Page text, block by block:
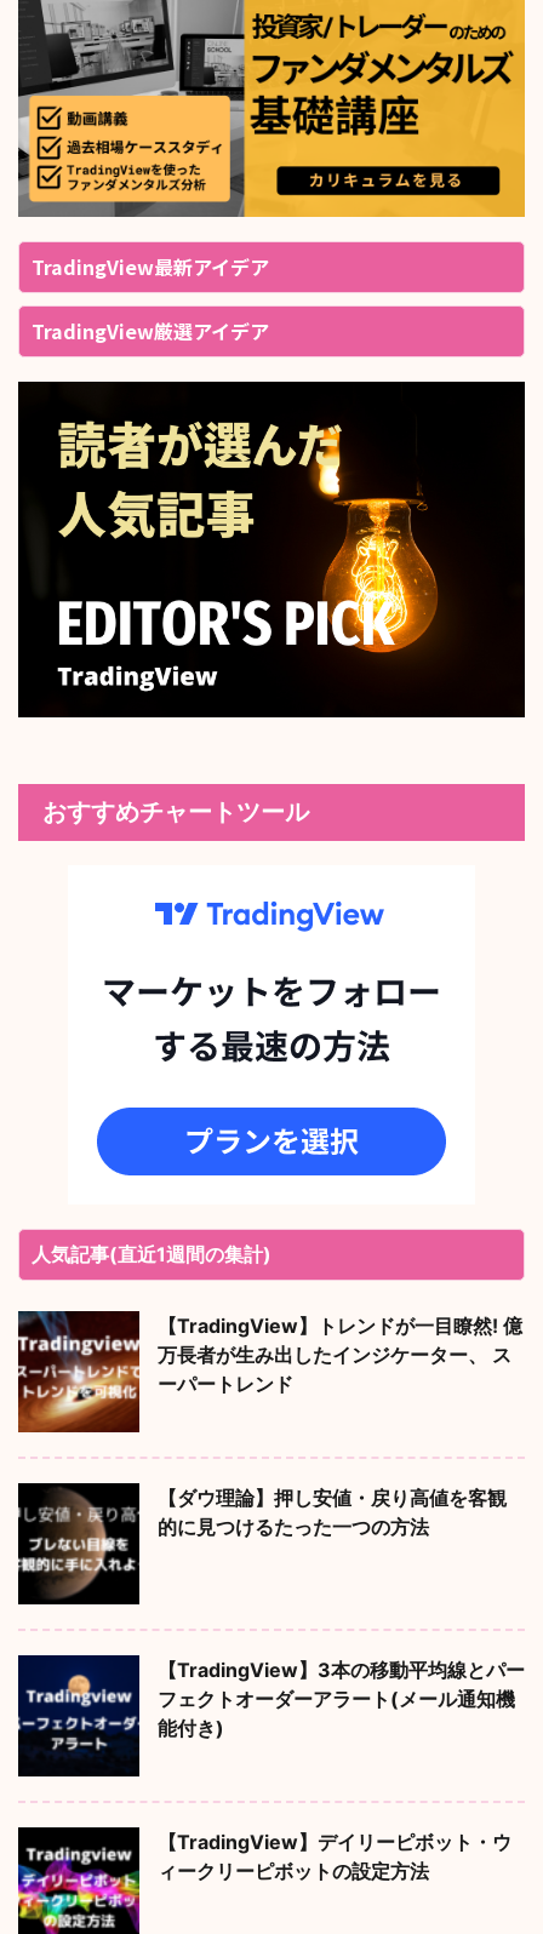
TradingView最新アイデア
TradingView厳選アイデア
おすすめチャートツール
人気記事(直近1週間の集計)
【TradingView】トレンドが一目瞭然! 億
万長者が生み出したインジケーター、 ス
ーパートレンド
【ダウ理論】押し安値・戻り高値を客観
的に見つけるたった一つの方法
【TradingView】3本の移動平均線とパー
フェクトオーダーアラート(メール通知機
能付き)
【TradingView】デイリーピボット・ウ
ィークリーピボットの設定方法